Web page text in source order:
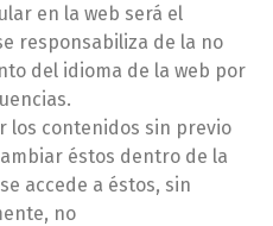
en la web será el
responsabiliza de la no
del idioma de la web por
los contenidos sin previo
éstos dentro de la
accede a éstos, sin
no